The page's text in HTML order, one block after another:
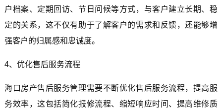
户档案、定期回访、节日问候等方式，与客户建立长期、稳
定的关系，这不仅有助于了解客户的需求和反馈，还能够增
强客户的归属感和忠诚度。
4、优化售后服务流程
海口房产售后服务管理需要不断优化售后服务流程，提高服
务效率，这包括简化报修流程、缩短响应时间、提高维修质